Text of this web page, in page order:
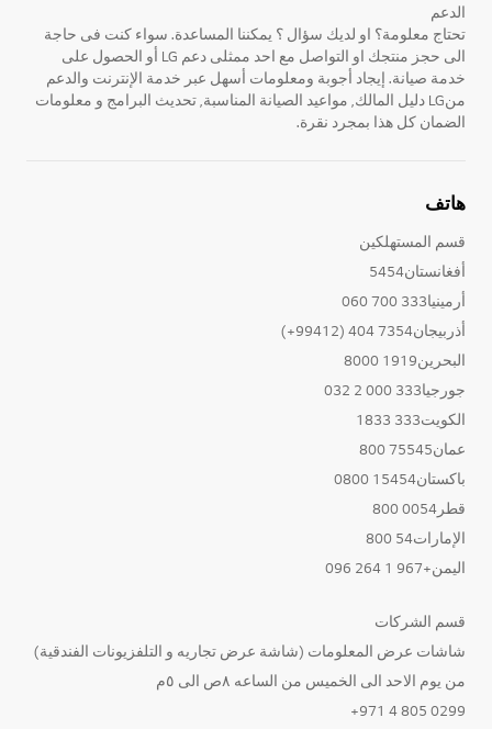
الدعم
تحتاج معلومة؟ او لديك سؤال ؟ يمكننا المساعدة. سواء كنت فى حاجة
الى حجز منتجك او التواصل مع احد ممثلى دعم LG أو الحصول على
خدمة صيانة. إيجاد أجوبة ومعلومات أسهل عبر خدمة الإنترنت والدعم
منLG دليل المالك, مواعيد الصيانة المناسبة, تحديث البرامج و معلومات
الضمان كل هذا بمجرد نقرة.
هاتف
قسم المستهلكين
أفغانستان5454
أرمينيا333 700 060
أذربيجان7354 404 (99412+)
البحرين1919 8000
جورجيا333 000 2 032
الكويت333 1833
عمان75545 800
باكستان15454 0800
قطر0054 800
الإمارات54 800
اليمن+967 1 264 096
قسم الشركات
شاشات عرض المعلومات (شاشة عرض تجاريه و التلفزيونات الفندقية)
من يوم الاحد الى الخميس من الساعه ٨ص الى ٥م
0299 805 4 971+